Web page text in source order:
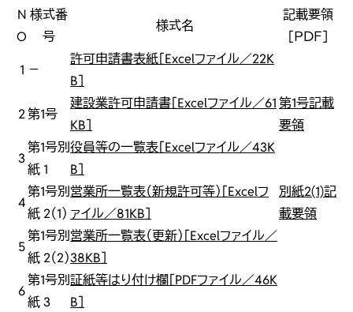
N
O
様式番
号
様式名
記載要領
［ＰＤＦ］
1 －
許可申請書表紙［Excelファイル／22K
B］
2第1号
建設業許可申請書［Excelファイル／61
KB］
第1号記載
要領
3
第1号別
紙 1
役員等の一覧表［Excelファイル／43K
B］
4
第1号別
紙 2（1）
営業所一覧表（新規許可等）［Excelフ
ァイル／81KB］
別紙2(1)記
載要領
5
第1号別
紙 2（2）
営業所一覧表（更新）［Excelファイル／
38KB］
6
第1号別
紙 3
証紙等はり付け欄［PDFファイル／46K
B］